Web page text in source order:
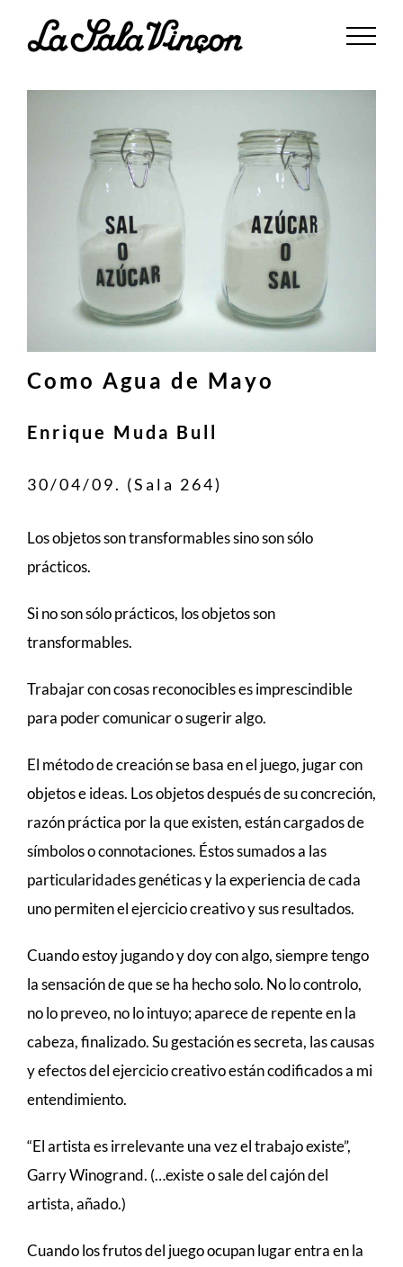
Como Agua de Mayo
Enrique Muda Bull
30/04/09. (Sala 264)
Los objetos son transformables sino son sólo
prácticos.
Si no son sólo prácticos, los objetos son
transformables.
Trabajar con cosas reconocibles es imprescindible
para poder comunicar o sugerir algo.
El método de creación se basa en el juego, jugar con
objetos e ideas. Los objetos después de su concreción,
razón práctica por la que existen, están cargados de
símbolos o connotaciones. Éstos sumados a las
particularidades genéticas y la experiencia de cada
uno permiten el ejercicio creativo y sus resultados.
Cuando estoy jugando y doy con algo, siempre tengo
la sensación de que se ha hecho solo. No lo controlo,
no lo preveo, no lo intuyo; aparece de repente en la
cabeza, finalizado. Su gestación es secreta, las causas
y efectos del ejercicio creativo están codificados a mi
entendimiento.
“El artista es irrelevante una vez el trabajo existe”,
Garry Winogrand. (…existe o sale del cajón del
artista, añado.)
Cuando los frutos del juego ocupan lugar entra en la